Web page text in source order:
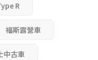
R
福斯露營車
中古車